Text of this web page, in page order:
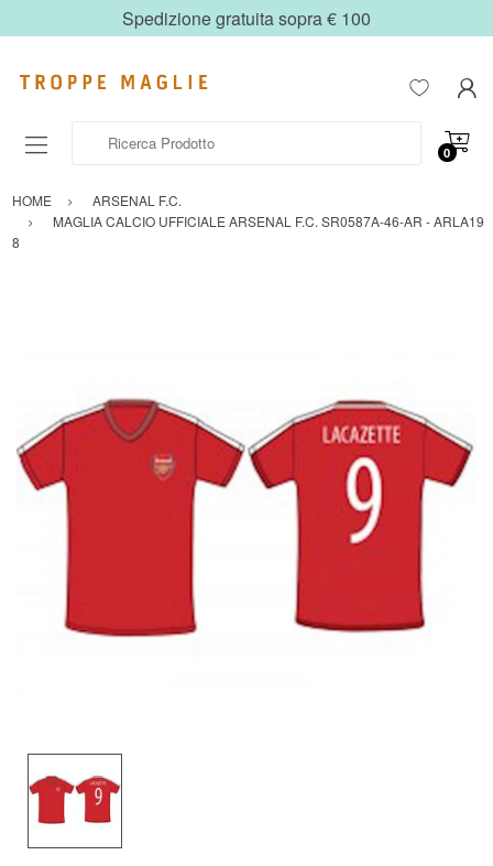
Spedizione gratuita sopra € 100
0
HOME
ARSENAL F.C.
MAGLIA CALCIO UFFICIALE ARSENAL F.C. SR0587A-46-AR - ARLA19
8